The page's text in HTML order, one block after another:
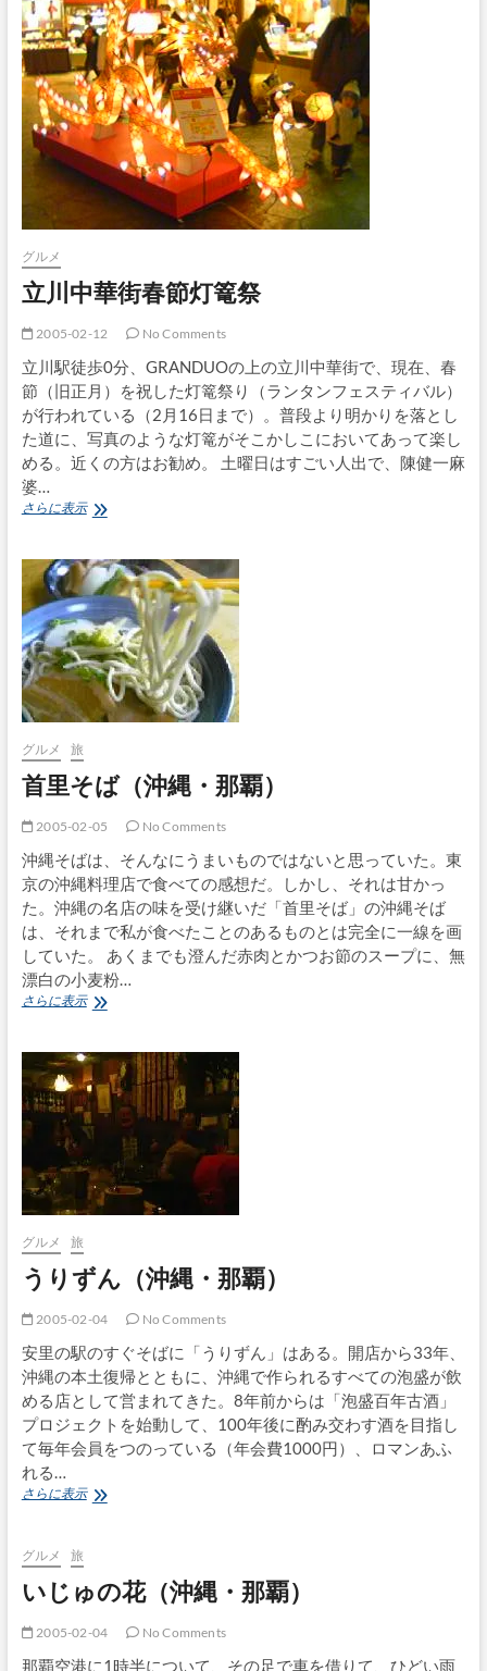
Patache
d’Aux
グルメ
立川中華街春節灯篭祭
2005-02-12 No Comments
立川駅徒歩0分、GRANDUOの上の立川中華街で、現在、春
節（旧正月）を祝した灯篭祭り（ランタンフェスティバル）
が行われている（2月16日まで）。普段より明かりを落とし
た道に、写真のような灯篭がそこかしこにおいてあって楽し
める。近くの方はお勧め。 土曜日はすごい人出で、陳健一麻
婆…
さらに表示立
華
街
春
節
灯
篭
祭
グルメ 旅
首里そば（沖縄・那覇）
2005-02-05 No Comments
沖縄そばは、そんなにうまいものではないと思っていた。東
京の沖縄料理店で食べての感想だ。しかし、それは甘かっ
た。沖縄の名店の味を受け継いだ「首里そば」の沖縄そば
は、それまで私が食べたことのあるものとは完全に一線を画
していた。 あくまでも澄んだ赤肉とかつお節のスープに、無
漂白の小麦粉…
さらに表示首
ば
（沖
縄・
那
覇）
グルメ 旅
うりずん（沖縄・那覇）
2005-02-04 No Comments
安里の駅のすぐそばに「うりずん」はある。開店から33年、
沖縄の本土復帰とともに、沖縄で作られるすべての泡盛が飲
める店として営まれてきた。8年前からは「泡盛百年古酒」
プロジェクトを始動して、100年後に酌み交わす酒を目指し
て毎年会員をつのっている（年会費1000円）、ロマンあふ
れる…
さらに表示う
縄・
覇）
グルメ 旅
いじゅの花（沖縄・那覇）
2005-02-04 No Comments
那覇空港に1時半について、その足で車を借りて、ひどい雨